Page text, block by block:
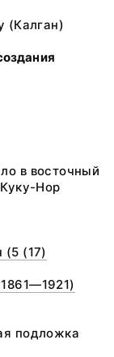
(Калган)
в восточный
Нор
(5 (17)
подложка